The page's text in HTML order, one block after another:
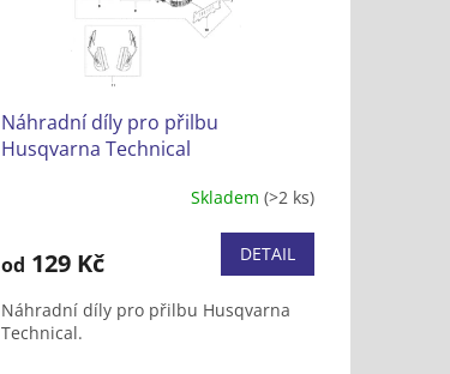
Náhradní díly pro přilbu
Husqvarna Technical
je
z
5
Skladem (>2 ks)
od 129 Kč DETAIL
Náhradní díly pro přilbu Husqvarna
Technical.